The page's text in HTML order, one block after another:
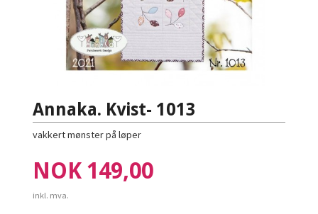
Annaka. Kvist- 1013
vakkert mønster på løper
Pris
NOK 149,00
inkl. mva.